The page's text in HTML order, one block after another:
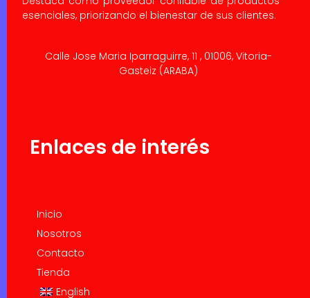
esenciales, priorizando el bienestar de sus clientes.
Calle Jose Maria Iparraguirre, 11 , 01006, Vitoria-
Gasteiz (ARABA)
Enlaces de interés
Inicio
Nosotros
Contacto
Tienda
English